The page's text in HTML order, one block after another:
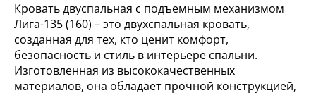
Кровать двуспальная с подъемным механизмом
Лига-135 (160) – это двухспальная кровать,
созданная для тех, кто ценит комфорт,
безопасность и стиль в интерьере спальни.
Изготовленная из высококачественных
материалов, она обладает прочной конструкцией,